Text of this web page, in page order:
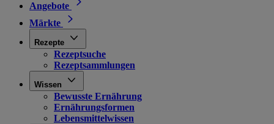
Angebote
Märkte
Rezepte
Rezeptsuche
Rezeptsammlungen
Wissen
Bewusste Ernährung
Ernährungsformen
Lebensmittelwissen